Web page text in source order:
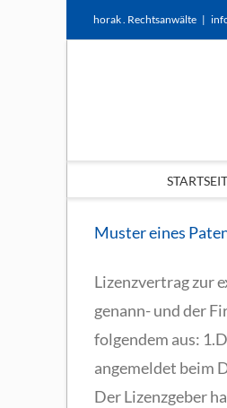
horak . Rechtsanwälte |
Muster eines
Lizenzvertrag zur
genann- und der
folgendem aus:
angemeldet beim
Der Lizenzgeber